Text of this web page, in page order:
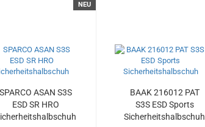
NEU
ASAN S3S
ESD SR HRO
BAAK 216012 PAT
S3S ESD Sports
Sicherheitshalbschuh